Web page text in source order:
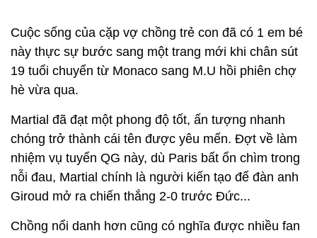
Cuộc sống của cặp vợ chồng trẻ con đã có 1 em bé
này thực sự bước sang một trang mới khi chân sút
19 tuổi chuyển từ Monaco sang M.U hồi phiên chợ
hè vừa qua.
Martial đã đạt một phong độ tốt, ấn tượng nhanh
chóng trở thành cái tên được yêu mến. Đợt về làm
nhiệm vụ tuyển QG này, dù Paris bất ổn chìm trong
nỗi đau, Martial chính là người kiến tạo để đàn anh
Giroud mở ra chiến thắng 2-0 trước Đức...
Chồng nổi danh hơn cũng có nghĩa được nhiều fan